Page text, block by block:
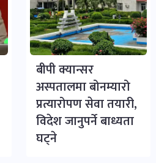
बीपी क्यान्सर
अस्पतालमा बोनम्यारो
प्रत्यारोपण सेवा तयारी,
विदेश जानुपर्ने बाध्यता
घट्ने